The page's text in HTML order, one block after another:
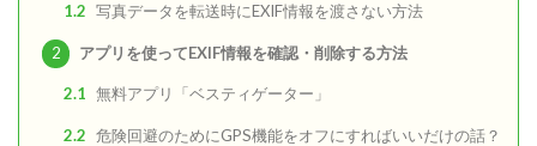
1.2 写真データを転送時にEXIF情報を渡さない方法
2 アプリを使ってEXIF情報を確認・削除する方法
2.1 無料アプリ「ベスティゲーター」
2.2 危険回避のためにGPS機能をオフにすればいいだけの話？